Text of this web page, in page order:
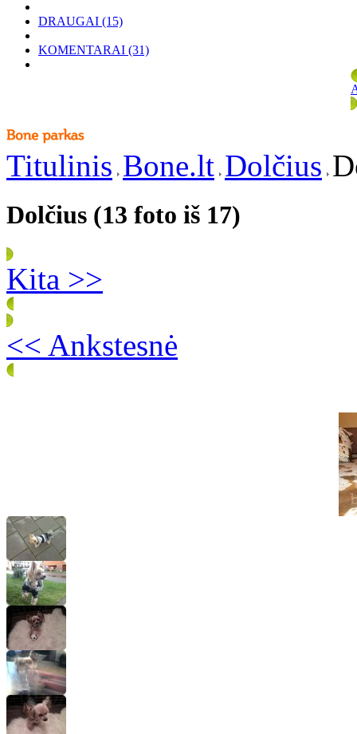
DRAUGAI (15)
KOMENTARAI (31)
Titulinis Bone.lt Dolčius
Dolčius (13 foto iš 17)
Kita >>
<< Ankstesnė